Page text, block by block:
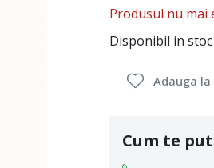
Produsul nu mai
Disponibil in stoc
Adauga la
Cum te